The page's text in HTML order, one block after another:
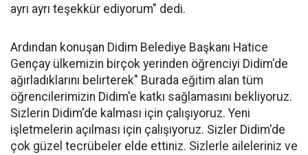
ayrı ayrı teşekkür ediyorum" dedi.
Ardından konuşan Didim Belediye Başkanı Hatice
Gençay ülkemizin birçok yerinden öğrenciyi Didim'de
ağırladıklarını belirterek" Burada eğitim alan tüm
öğrencilerimizin Didim'e katkı sağlamasını bekliyoruz.
Sizlerin Didim'de kalması için çalışıyoruz. Yeni
işletmelerin açılması için çalışıyoruz. Sizler Didim'de
çok güzel tecrübeler elde ettiniz. Sizlerle aileleriniz ve